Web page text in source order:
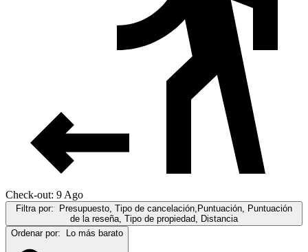
Check-out: 9 Ago
Filtra por: Presupuesto, Tipo de cancelación,Puntuación, Puntuación
de la reseña, Tipo de propiedad, Distancia
Ordenar por: Lo más barato